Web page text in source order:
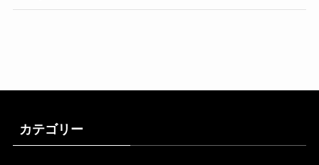
カテゴリー